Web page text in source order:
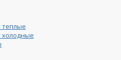
теплые
холодные